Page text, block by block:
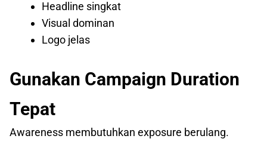
Headline singkat
Visual dominan
Logo jelas
Gunakan Campaign Duration
Tepat
Awareness membutuhkan exposure berulang.